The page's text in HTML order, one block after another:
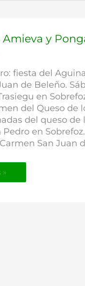
Amieva y
fiesta del
de Beleño.
en
del Queso de
del queso de
Pedro en
San Juan
»